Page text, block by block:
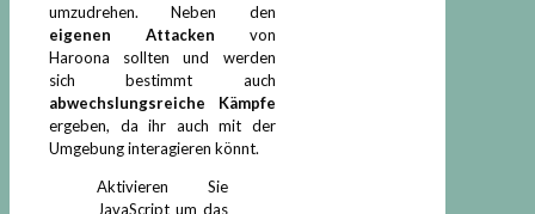
umzudrehen. Neben den
eigenen Attacken von
Haroona sollten und werden
sich bestimmt auch
abwechslungsreiche Kämpfe
ergeben, da ihr auch mit der
Umgebung interagieren könnt.
Aktivieren Sie
JavaScript um das